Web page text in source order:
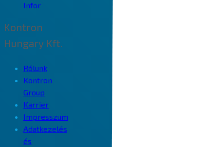
Infor
Kontron
Hungary Kft.
Rólunk
Kontron
Group
Karrier
Impresszum
Adatkezelés
és